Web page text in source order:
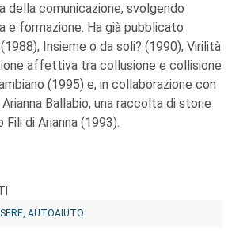
della comunicazione, svolgendo
e formazione. Ha già pubblicato
Insieme o da soli? (1990), Virilità
affettiva tra collusione e collisione
(1995) e, in collaborazione con
Ballabio, una raccolta di storie
di Arianna (1993).
AUTOAIUTO